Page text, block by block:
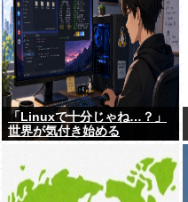
「Linuxで十分じゃね…？」
世界が気付き始める